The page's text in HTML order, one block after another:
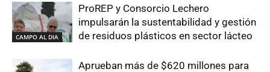
CAMPO AL DIA
ProREP y Consorcio Lechero
impulsarán la sustentabilidad y gestión
de residuos plásticos en sector lácteo
Aprueban más de $620 millones para